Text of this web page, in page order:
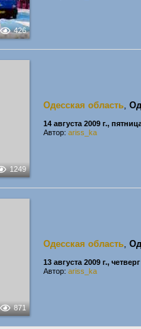
426
1249
Одесская область,
14 августа 2009 г.,
Автор: ariss_ka
871
Одесская область,
13 августа 2009 г., четверг
Автор: ariss_ka